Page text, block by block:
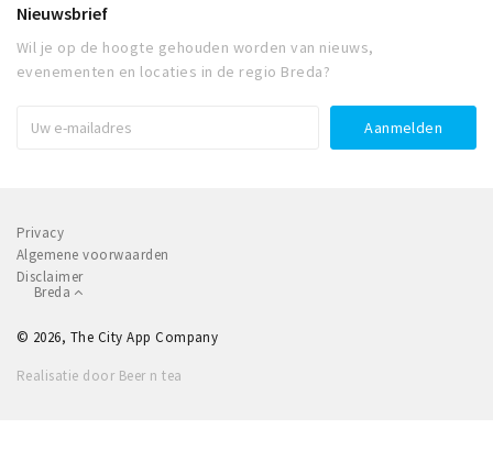
Nieuwsbrief
Wil je op de hoogte gehouden worden van nieuws,
evenementen en locaties in de regio Breda?
Privacy
Algemene voorwaarden
Disclaimer
Breda
© 2026, The City App Company
Realisatie door Beer n tea